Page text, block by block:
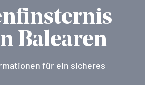
Balearen
für ein sicheres